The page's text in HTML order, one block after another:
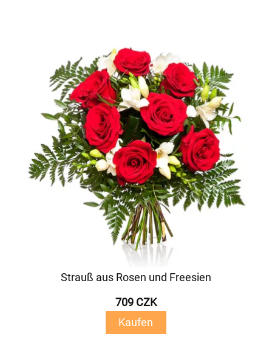
Strauß aus Rosen und Freesien
709 CZK
Kaufen